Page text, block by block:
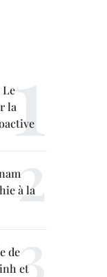
Le
la
à la
de
et